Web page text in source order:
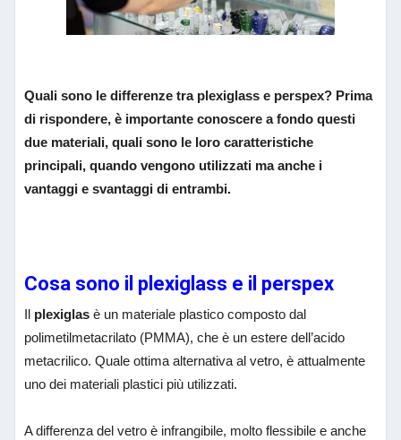
Quali sono le differenze tra plexiglass e perspex? Prima
di rispondere, è importante conoscere a fondo questi
due materiali, quali sono le loro caratteristiche
principali, quando vengono utilizzati ma anche i
vantaggi e svantaggi di entrambi.
Cosa sono il plexiglass e il perspex
Il plexiglas è un materiale plastico composto dal
polimetilmetacrilato (PMMA), che è un estere dell’acido
metacrilico. Quale ottima alternativa al vetro, è attualmente
uno dei materiali plastici più utilizzati.
A differenza del vetro è infrangibile, molto flessibile e anche